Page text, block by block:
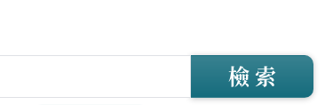
檢 索